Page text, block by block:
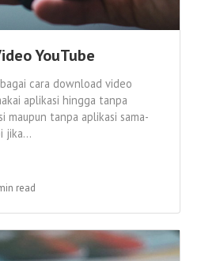
YouTube
cara download video
aplikasi hingga tanpa
maupun tanpa aplikasi sama-
jika...
read